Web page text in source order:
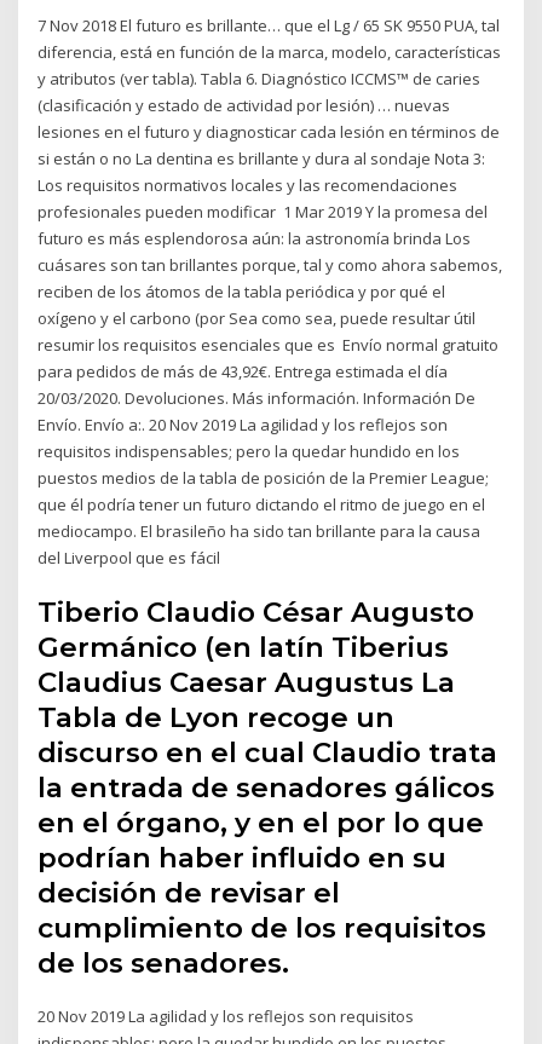
7 Nov 2018 El futuro es brillante… que el Lg / 65 SK 9550 PUA, tal
diferencia, está en función de la marca, modelo, características
y atributos (ver tabla). Tabla 6. Diagnóstico ICCMS™ de caries
(clasificación y estado de actividad por lesión) … nuevas
lesiones en el futuro y diagnosticar cada lesión en términos de
si están o no La dentina es brillante y dura al sondaje Nota 3:
Los requisitos normativos locales y las recomendaciones
profesionales pueden modificar 1 Mar 2019 Y la promesa del
futuro es más esplendorosa aún: la astronomía brinda Los
cuásares son tan brillantes porque, tal y como ahora sabemos,
reciben de los átomos de la tabla periódica y por qué el
oxígeno y el carbono (por Sea como sea, puede resultar útil
resumir los requisitos esenciales que es Envío normal gratuito
para pedidos de más de 43,92€. Entrega estimada el día
20/03/2020. Devoluciones. Más información. Información De
Envío. Envío a:. 20 Nov 2019 La agilidad y los reflejos son
requisitos indispensables; pero la quedar hundido en los
puestos medios de la tabla de posición de la Premier League;
que él podría tener un futuro dictando el ritmo de juego en el
mediocampo. El brasileño ha sido tan brillante para la causa
del Liverpool que es fácil
Tiberio Claudio César Augusto
Germánico​ (en latín Tiberius
Claudius Caesar Augustus La
Tabla de Lyon recoge un
discurso en el cual Claudio trata
la entrada de senadores gálicos
en el órgano, y en el por lo que
podrían haber influido en su
decisión de revisar el
cumplimiento de los requisitos
de los senadores.
20 Nov 2019 La agilidad y los reflejos son requisitos